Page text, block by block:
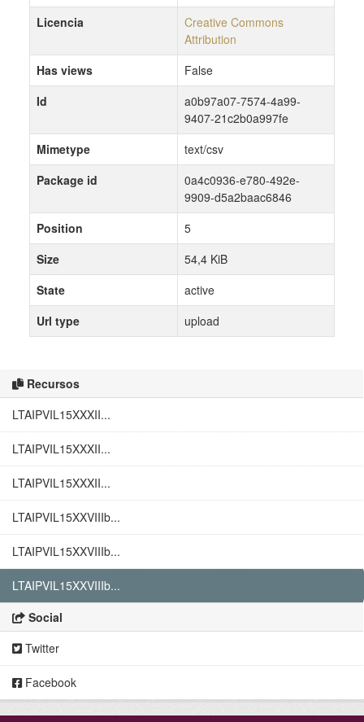
Recursos
LTAIPVIL15XXXII...
LTAIPVIL15XXXII...
LTAIPVIL15XXXII...
LTAIPVIL15XXVIIIb...
LTAIPVIL15XXVIIIb...
LTAIPVIL15XXVIIIb...
Social
Twitter
Facebook
Licencia
Creative Commons
Attribution
Has views
False
Id
a0b97a07-7574-4a99-
9407-21c2b0a997fe
Mimetype
text/csv
Package id
0a4c0936-e780-492e-
9909-d5a2baac6846
Position
5
Size
54,4 KiB
State
active
Url type
upload